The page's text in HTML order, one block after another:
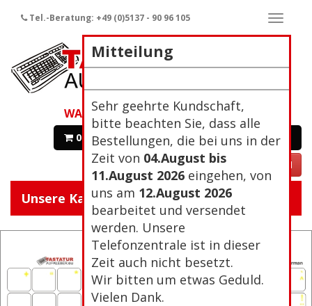
Mitteilung
Sehr geehrte Kundschaft,
bitte beachten Sie, dass alle
Bestellungen, die bei uns in der
Zeit von 04.August bis
11.August 2026 eingehen, von
uns am 12.August 2026
bearbeitet und versendet
werden. Unsere
Telefonzentrale ist in dieser
Zeit auch nicht besetzt.
Wir bitten um etwas Geduld.
Vielen Dank.
ein-/
Tel.-Beratung: +49 (0)5137 - 90 96 105
WARENKORB
0 Artikel 0,00€ Zur Kasse
VERTRAG WIDERRUFEN
ein/
Unsere Kategorien: